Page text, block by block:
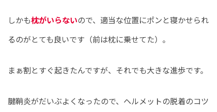
しかも枕がいらないので、適当な位置にポンと寝かせられ
るのがとても良いです（前は枕に乗せてた）。
まぁ割とすぐ起きたんですが、それでも大きな進歩です。
腱鞘炎がだいぶよくなったので、ヘルメットの脱着のコツ